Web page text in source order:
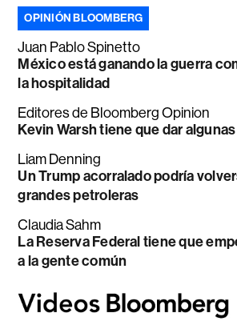
OPINIÓN BLOOMBERG
Juan Pablo Spinetto
México está ganando la guerra
la hospitalidad
Editores de Bloomberg Opinion
Kevin Warsh tiene que dar
Liam Denning
Un Trump acorralado podría
grandes petroleras
Claudia Sahm
La Reserva Federal tiene que
a la gente común